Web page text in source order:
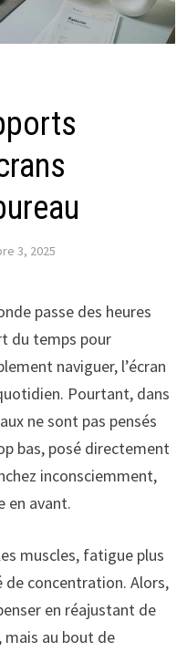
3, 2025
passe des heures
du temps pour
naviguer, l’écran
Pourtant, dans
ne sont pas pensés
bas, posé directement
inconsciemment,
en avant.
muscles, fatigue plus
concentration. Alors,
en réajustant de
au bout de